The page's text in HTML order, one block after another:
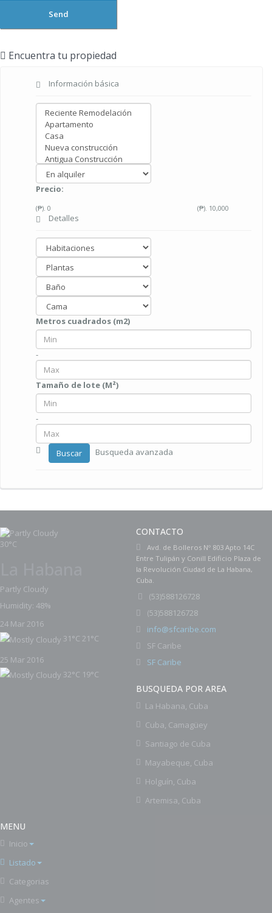
Send
Encuentra tu propiedad
Información básica
Precio:
(₱). 0 (₱). 10,000
Detalles
Metros cuadrados (m2)
-
Tamaño de lote (M²)
-
Buscar Busqueda avanzada
30°C
Partly Cloudy
Humidity: 48%
24 Mar 2016
31°C 21°C
25 Mar 2016
32°C 19°C
CONTACTO
Avd. de Bolleros Nº 803 Apto 14C
Entre Tulipán y Conill Edificio Plaza de
la Revolución Ciudad de La Habana,
Cuba.
(53)588126728
(53)588126728
info@sfcaribe.com
SF Caribe
SF Caribe
BUSQUEDA POR AREA
La Habana, Cuba
Cuba, Camagüey
Santiago de Cuba
Mayabeque, Cuba
Holguín, Cuba
Artemisa, Cuba
MENU
Inicio
Listado
Categorias
Agentes